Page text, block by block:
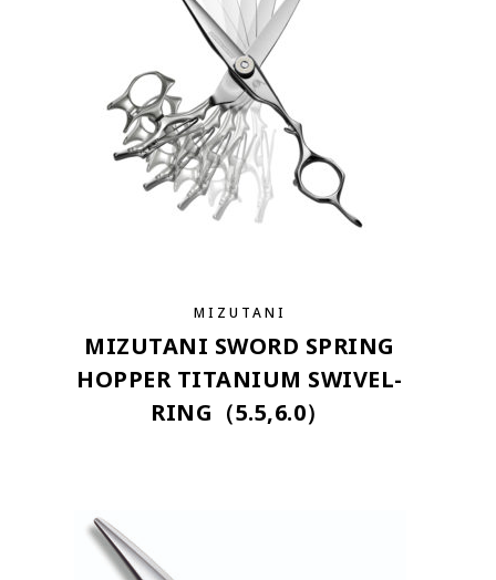
MIZUTANI
MIZUTANI SWORD SPRING
HOPPER TITANIUM SWIVEL-
RING（5.5,6.0）